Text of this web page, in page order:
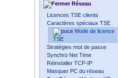
Réseau
Licences TSE clients
Caractères spéciaux TSE
Mode de licence
TSE
Stratégies mot de passe
Synchro Net Time
Réinstaller TCP-IP
Masquer PC du réseau